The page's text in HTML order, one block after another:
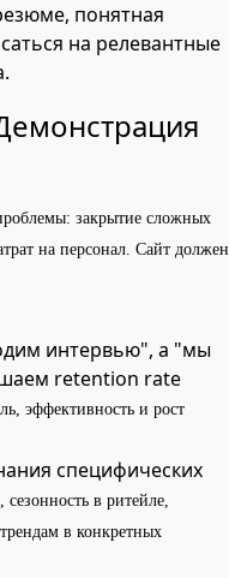
понятная
на релевантные
закрытие сложных
на персонал. Сайт должен
интервью", а "мы
retention rate
эффективность и рост
специфических
в ритейле,
в конкретных